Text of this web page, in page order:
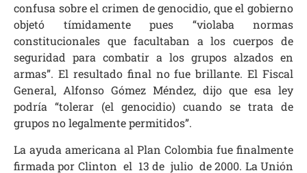
confusa sobre el crimen de genocidio, que el gobierno
objetó tímidamente pues “violaba normas
constitucionales que facultaban a los cuerpos de
seguridad para combatir a los grupos alzados en
armas”. El resultado final no fue brillante. El Fiscal
General, Alfonso Gómez Méndez, dijo que esa ley
podría “tolerar (el genocidio) cuando se trata de
grupos no legalmente permitidos”.
La ayuda americana al Plan Colombia fue finalmente
firmada por Clinton el 13 de julio de 2000. La Unión